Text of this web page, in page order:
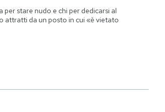
per stare nudo e chi per dedicarsi al
attratti da un posto in cui «è vietato